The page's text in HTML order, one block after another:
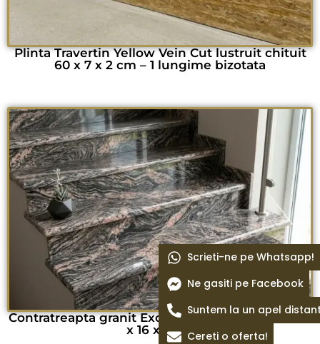
Plinta Travertin Yellow Vein Cut lustruit chituit
60 x 7 x 2 cm – 1 lungime bizotata
Contratreapta granit Exotic Juparana lustruit 105
x 16 x 2 cm
Scrieti-ne pe Whatsapp!
Ne gasiti pe Facebook
Suntem la un apel
Cereti o oferta!